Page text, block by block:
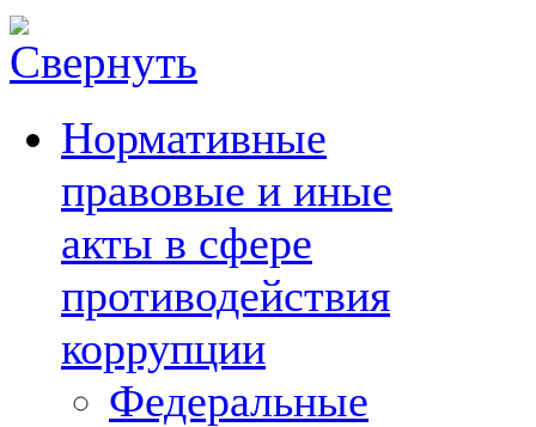
Нормативные
правовые и иные
акты в сфере
противодействия
коррупции
Федеральные